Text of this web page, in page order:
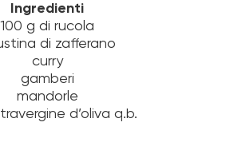
Ingredienti
100 g di rucola
di zafferano
curry
gamberi
mandorle
d’oliva q.b.